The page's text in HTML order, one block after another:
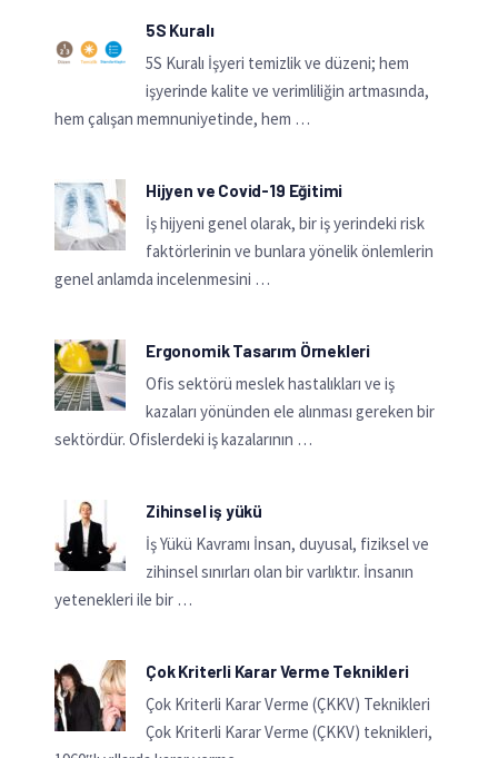
5S Kuralı
5S Kuralı İşyeri temizlik ve düzeni; hem
işyerinde kalite ve verimliliğin artmasında,
hem çalışan memnuniyetinde, hem …
Hijyen ve Covid-19 Eğitimi
İş hijyeni genel olarak, bir iş yerindeki risk
faktörlerinin ve bunlara yönelik önlemlerin
genel anlamda incelenmesini …
Ergonomik Tasarım Örnekleri
Ofis sektörü meslek hastalıkları ve iş
kazaları yönünden ele alınması gereken bir
sektördür. Ofislerdeki iş kazalarının …
Zihinsel iş yükü
İş Yükü Kavramı İnsan, duyusal, fiziksel ve
zihinsel sınırları olan bir varlıktır. İnsanın
yetenekleri ile bir …
Çok Kriterli Karar Verme Teknikleri
Çok Kriterli Karar Verme (ÇKKV) Teknikleri
Çok Kriterli Karar Verme (ÇKKV) teknikleri,